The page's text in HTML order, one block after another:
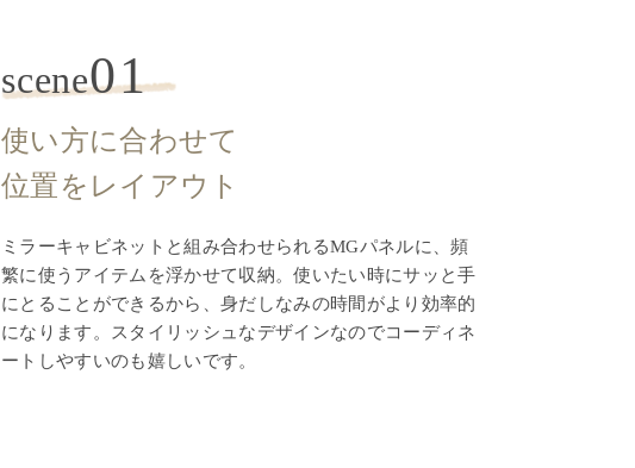
scene01
使い方に合わせて
位置をレイアウト
ミラーキャビネットと組み合わせられるMGパネルに、頻
繁に使うアイテムを浮かせて収納。使いたい時にサッと手
にとることができるから、身だしなみの時間がより効率的
になります。スタイリッシュなデザインなのでコーディネ
ートしやすいのも嬉しいです。